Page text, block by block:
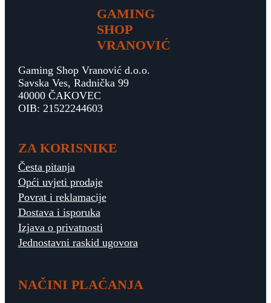
GAMING
SHOP
VRANOVIĆ
Gaming Shop Vranović d.o.o.
Savska Ves, Radnička 99
40000 ČAKOVEC
OIB: 21522244603
ZA KORISNIKE
Česta pitanja
Opći uvjeti prodaje
Povrat i reklamacije
Dostava i isporuka
Izjava o privatnosti
Jednostavni raskid ugovora
NAČINI PLAĆANJA